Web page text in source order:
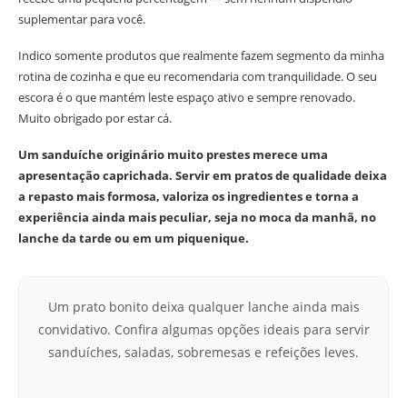
suplementar para você.
Indico somente produtos que realmente fazem segmento da minha
rotina de cozinha e que eu recomendaria com tranquilidade. O seu
escora é o que mantém leste espaço ativo e sempre renovado.
Muito obrigado por estar cá.
Um sanduíche originário muito prestes merece uma
apresentação caprichada. Servir em pratos de qualidade deixa
a repasto mais formosa, valoriza os ingredientes e torna a
experiência ainda mais peculiar, seja no moca da manhã, no
lanche da tarde ou em um piquenique.
Um prato bonito deixa qualquer lanche ainda mais
convidativo. Confira algumas opções ideais para servir
sanduíches, saladas, sobremesas e refeições leves.